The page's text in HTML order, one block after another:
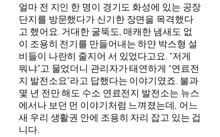
얼마 전 지인 한 명이 경기도 화성에 있는 공장
단지를 방문했다가 신기한 장면을 목격했다
고 했어요. 거대한 굴뚝도, 매캐한 냄새도 없
이 조용히 전기를 만들어내는 하얀 박스형 설
비들이 나란히 줄지어 서 있었다고요. “저게
뭐냐”고 물었더니 관리자가 태연하게 “연료전
지 발전소요”라고 답했다는 이야기였죠. 불과
몇 년 전만 해도 수소 연료전지 발전소는 뉴스
에서나 보던 먼 이야기처럼 느껴졌는데, 어느
새 우리 생활권 안에 조용히 자리 잡고 있는 겁
니다.